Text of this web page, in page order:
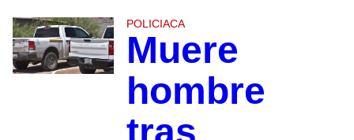
POLICIACA
Muere
hombre